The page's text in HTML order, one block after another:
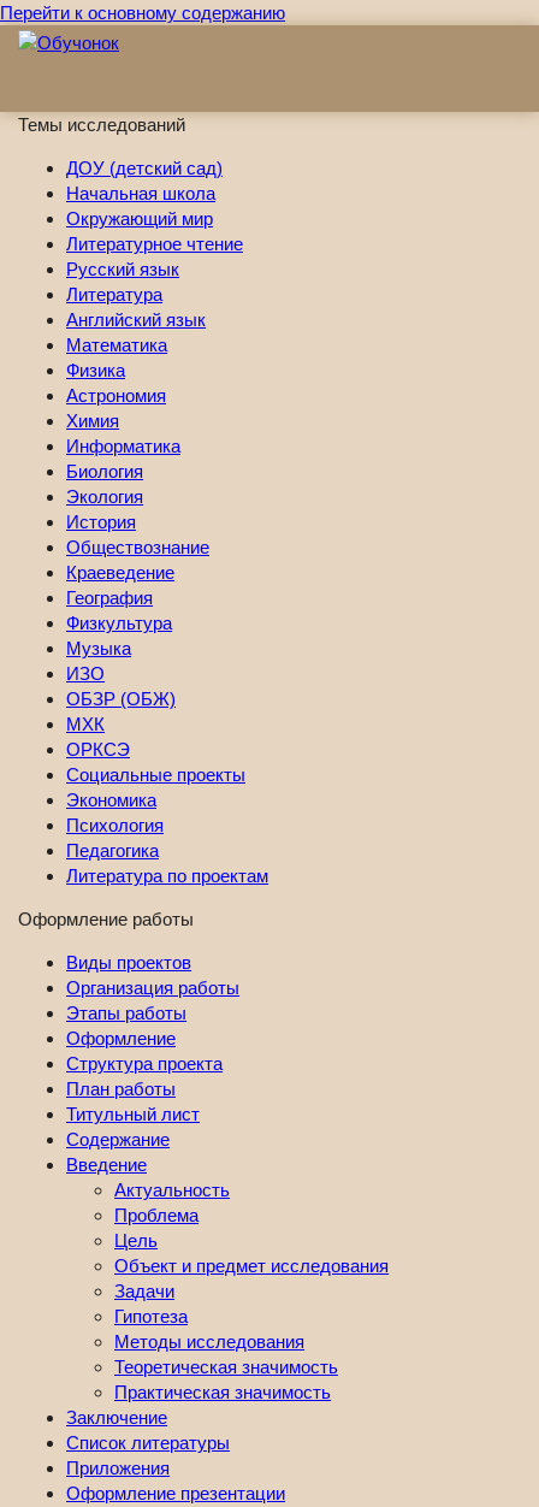
Перейти к основному содержанию
Темы исследований
ДОУ (детский сад)
Начальная школа
Окружающий мир
Литературное чтение
Русский язык
Литература
Английский язык
Математика
Физика
Астрономия
Химия
Информатика
Биология
Экология
История
Обществознание
Краеведение
География
Физкультура
Музыка
ИЗО
ОБЗР (ОБЖ)
МХК
ОРКСЭ
Социальные проекты
Экономика
Психология
Педагогика
Литература по проектам
Оформление работы
Виды проектов
Организация работы
Этапы работы
Оформление
Структура проекта
План работы
Титульный лист
Содержание
Введение
Актуальность
Проблема
Цель
Объект и предмет исследования
Задачи
Гипотеза
Методы исследования
Теоретическая значимость
Практическая значимость
Заключение
Список литературы
Приложения
Оформление презентации